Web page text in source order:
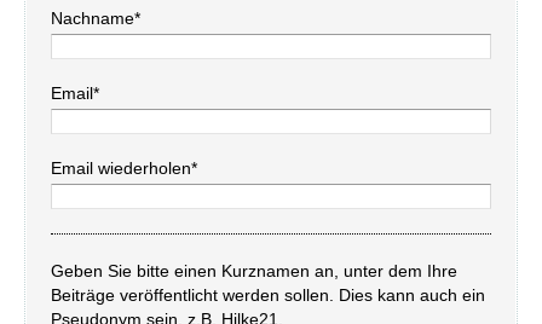
Nachname*
Email*
Email wiederholen*
Geben Sie bitte einen Kurznamen an, unter dem Ihre
Beiträge veröffentlicht werden sollen. Dies kann auch ein
Pseudonym sein, z.B. Hilke21.